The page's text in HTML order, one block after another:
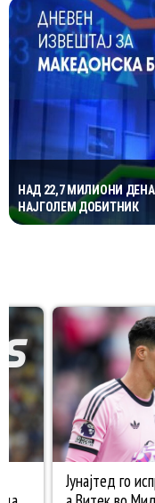
НАД 22,7 МИЛИОНИ
НАЈГОЛЕМ ДОБИТНИК